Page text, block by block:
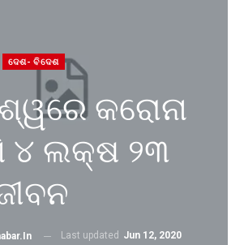
ଦେଶ- ବିଦେଶ
କରୋନା
୪ ଲକ୍ଷ ୨୩
Last updated Jun 12, 2020